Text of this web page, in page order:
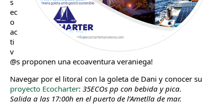
s
ec
o
ac
ti
v
@s proponen una ecoaventura veraniega!
Navegar por el litoral con la goleta de Dani y conocer su
proyecto Ecocharter: 35ECOs pp con bebida y pica.
Salida a las 17:00h en el puerto de l’Ametlla de mar.